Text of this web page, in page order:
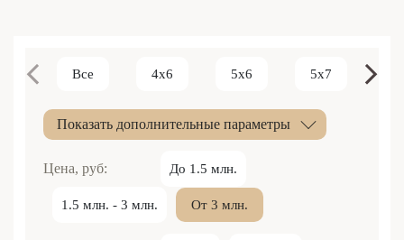
Все 4x6 5x6 5x7
Показать дополнительные параметры
Цена, руб: До 1.5 млн.
1.5 млн. - 3 млн. От 3 млн.